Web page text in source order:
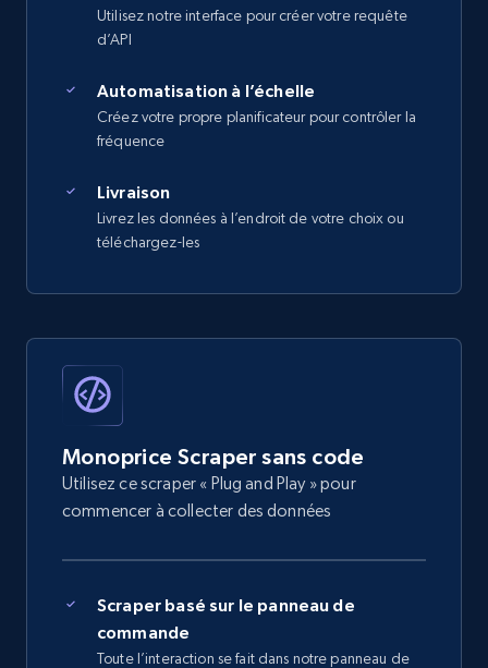
Utilisez notre interface pour créer votre requête
d’API
Automatisation à l’échelle
Créez votre propre planificateur pour contrôler la
fréquence
Livraison
Livrez les données à l’endroit de votre choix ou
téléchargez-les
Monoprice Scraper sans code
Utilisez ce scraper « Plug and Play » pour
commencer à collecter des données
Scraper basé sur le panneau de
commande
Toute l’interaction se fait dans notre panneau de